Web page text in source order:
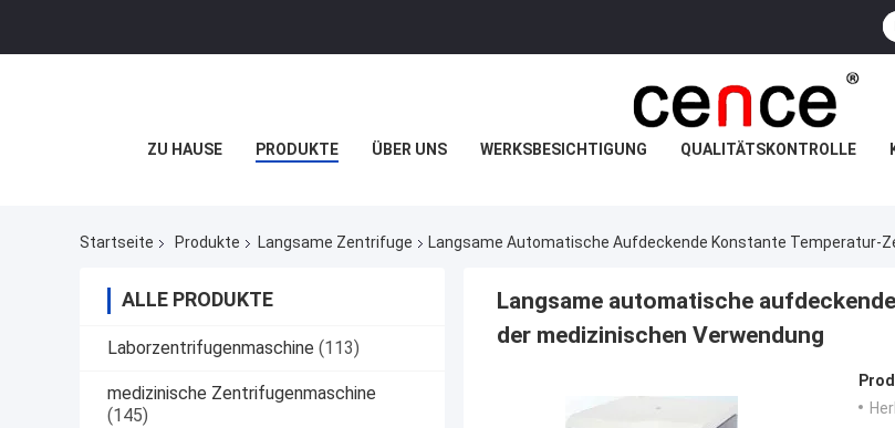
ZU HAUSE PRODUKTE ÜBER UNS WERKSBESICHTIGUNG QUALITÄTSKONTROLLE
Startseite Produkte Langsame Zentrifuge Langsame Automatische Aufdeckende Konstante Temperatur-
ALLE PRODUKTE
Laborzentrifugenmaschine (113)
medizinische Zentrifugenmaschine
(145)
Langsame automatische
der medizinischen Verwendung